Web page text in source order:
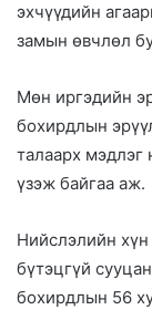
эхчүүдийн
замын өвчлөл
Мөн иргэдийн
бохирдлын
талаарх мэдлэг
үзэж байгаа аж.
Нийслэлийн
бүтэцгүй
бохирдлын 56